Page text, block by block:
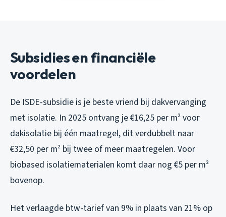
Subsidies en financiële
voordelen
De ISDE-subsidie is je beste vriend bij dakvervanging
met isolatie. In 2025 ontvang je €16,25 per m² voor
dakisolatie bij één maatregel, dit verdubbelt naar
€32,50 per m² bij twee of meer maatregelen. Voor
biobased isolatiematerialen komt daar nog €5 per m²
bovenop.
Het verlaagde btw-tarief van 9% in plaats van 21% op